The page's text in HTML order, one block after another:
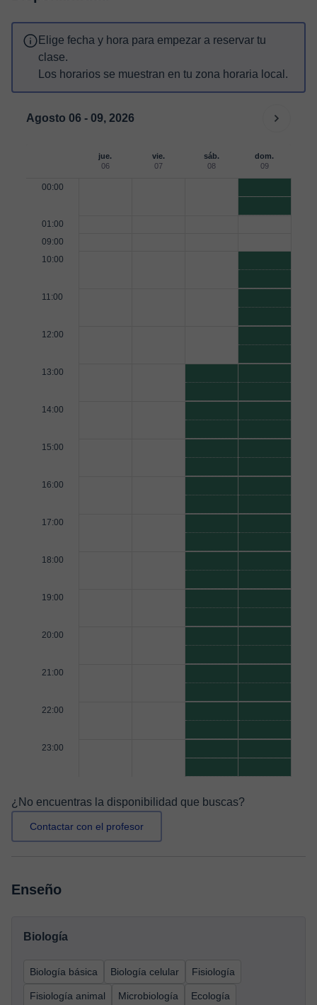
Elige fecha y hora para empezar a reservar tu
clase.
Los horarios se muestran en tu zona horaria local.
Agosto 06 - 09, 2026
jue.
06
vie.
07
sáb.
08
dom.
09
00:00
01:00
09:00
10:00
11:00
12:00
13:00
14:00
15:00
16:00
17:00
18:00
19:00
20:00
21:00
22:00
23:00
¿No encuentras la disponibilidad que buscas?
Contactar con el profesor
Enseño
Biología
Biología básica Biología celular Fisiología
Fisiología animal Microbiología Ecología